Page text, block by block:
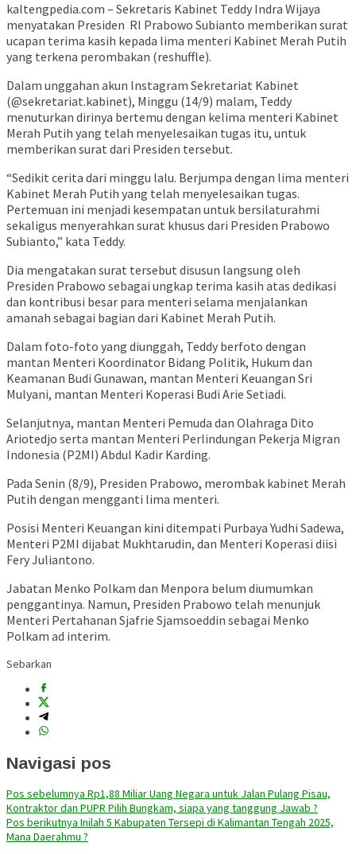
kaltengpedia.com – Sekretaris Kabinet Teddy Indra Wijaya
menyatakan Presiden RI Prabowo Subianto memberikan surat
ucapan terima kasih kepada lima menteri Kabinet Merah Putih
yang terkena perombakan (reshuffle).
Dalam unggahan akun Instagram Sekretariat Kabinet
(@sekretariat.kabinet), Minggu (14/9) malam, Teddy
menuturkan dirinya bertemu dengan kelima menteri Kabinet
Merah Putih yang telah menyelesaikan tugas itu, untuk
memberikan surat dari Presiden tersebut.
“Sedikit cerita dari minggu lalu. Berjumpa dengan lima menteri
Kabinet Merah Putih yang telah menyelesaikan tugas.
Pertemuan ini menjadi kesempatan untuk bersilaturahmi
sekaligus menyerahkan surat khusus dari Presiden Prabowo
Subianto,” kata Teddy.
Dia mengatakan surat tersebut disusun langsung oleh
Presiden Prabowo sebagai ungkap terima kasih atas dedikasi
dan kontribusi besar para menteri selama menjalankan
amanah sebagai bagian dari Kabinet Merah Putih.
Dalam foto-foto yang diunggah, Teddy berfoto dengan
mantan Menteri Koordinator Bidang Politik, Hukum dan
Keamanan Budi Gunawan, mantan Menteri Keuangan Sri
Mulyani, mantan Menteri Koperasi Budi Arie Setiadi.
Selanjutnya, mantan Menteri Pemuda dan Olahraga Dito
Ariotedjo serta mantan Menteri Perlindungan Pekerja Migran
Indonesia (P2MI) Abdul Kadir Karding.
Pada Senin (8/9), Presiden Prabowo, merombak kabinet Merah
Putih dengan mengganti lima menteri.
Posisi Menteri Keuangan kini ditempati Purbaya Yudhi Sadewa,
Menteri P2MI dijabat Mukhtarudin, dan Menteri Koperasi diisi
Fery Juliantono.
Jabatan Menko Polkam dan Menpora belum diumumkan
penggantinya. Namun, Presiden Prabowo telah menunjuk
Menteri Pertahanan Sjafrie Sjamsoeddin sebagai Menko
Polkam ad interim.
Sebarkan
Navigasi pos
Pos sebelumnya Rp1,88 Miliar Uang Negara untuk Jalan Pulang Pisau,
Kontraktor dan PUPR Pilih Bungkam, siapa yang tanggung Jawab ?
Pos berikutnya Inilah 5 Kabupaten Tersepi di Kalimantan Tengah 2025,
Mana Daerahmu ?